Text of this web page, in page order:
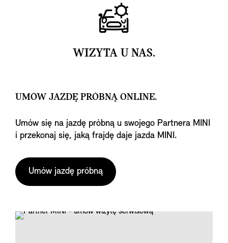
WIZYTA U NAS.
UMÓW JAZDĘ PRÓBNĄ ONLINE.
Umów się na jazdę próbną u swojego Partnera MINI
i przekonaj się, jaką frajdę daje jazda MINI.
Umów jazdę próbną